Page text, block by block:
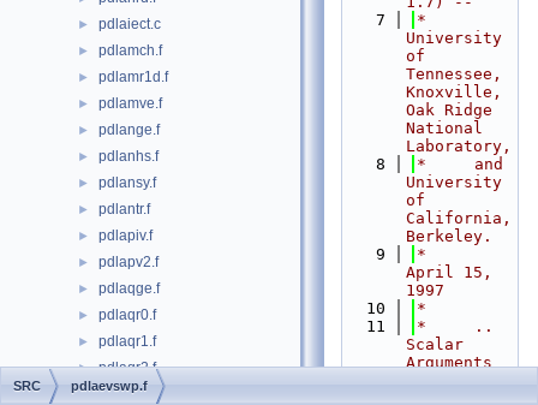
► pdlaiect.c
► pdlamch.f
► pdlamr1d.f
► pdlamve.f
► pdlange.f
► pdlanhs.f
► pdlansy.f
► pdlantr.f
► pdlapiv.f
► pdlapv2.f
► pdlaqge.f
► pdlaqr0.f
► pdlaqr1.f
► pdlaqr2.f
► pdlaqr3.f
    7
*
University
of
Tennessee,
Knoxville,
Oak Ridge
National
Laboratory,
    8
*     and
University
of
California,
Berkeley.
    9
*
April 15,
1997
   10
*
   11
*     ..
Scalar
Arguments
..
SRC pdlaevswp.f